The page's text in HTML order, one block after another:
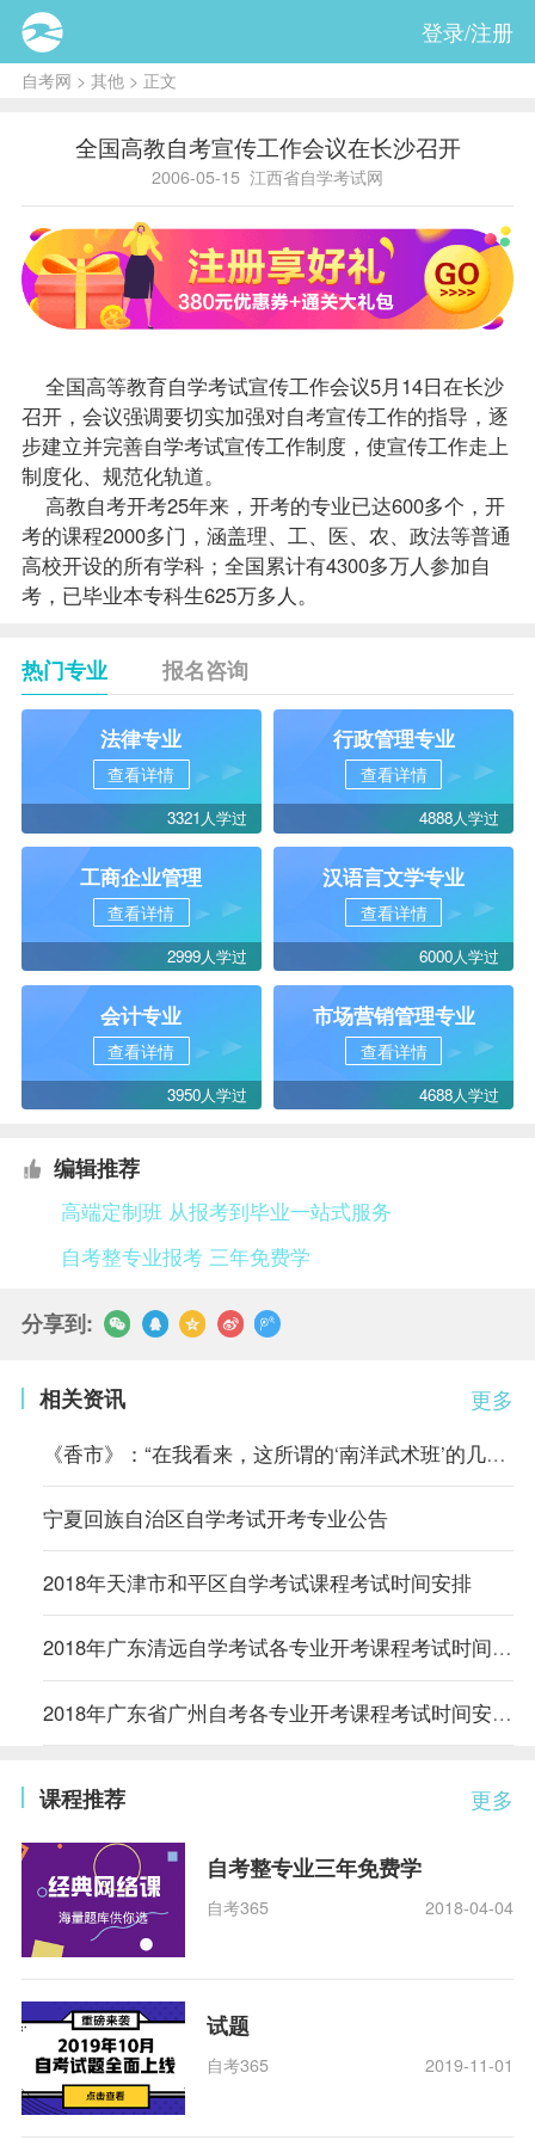
登录/注册
自考网 > 其他 > 正文
全国高教自考宣传工作会议在长沙召开
2006-05-15 江西省自学考试网
全国高等教育自学考试宣传工作会议5月14日在长沙
召开，会议强调要切实加强对自考宣传工作的指导 ，逐
步建立并完善自学考试宣传工作制度，使宣传工作走上
制度化、规范化轨道。
高教自考开考25年来，开考的专业已达600多个，开
考的课程2000多门，涵盖理、工、医、农、政法等普通
高校开设的所有学科；全国累计有4300多万人参加自
考，已毕业本专科生625万多人。
热门专业 报名咨询
法律专业
查看详情
3321人学过
行政管理专业
查看详情
4888人学过
工商企业管理
查看详情
2999人学过
汉语言文学专业
查看详情
6000人学过
会计专业
查看详情
3950人学过
市场营销管理专业
查看详情
4688人学过
编辑推荐
高端定制班 从报考到毕业一站式服务
自考整专业报考 三年免费学
分享到:
更多
相关资讯
《香市》：“在我看来，这所谓的‘南洋武术班’的几套把式比起从前
宁夏回族自治区自学考试开考专业公告
2018年天津市和平区自学考试课程考试时间安排
2018年广东清远自学考试各专业开考课程考试时间安排的通知
2018年广东省广州自考各专业开考课程考试时间安排的通知
更多
课程推荐
自考整专业三年免费学
自考365 2018-04-04
试题
自考365 2019-11-01